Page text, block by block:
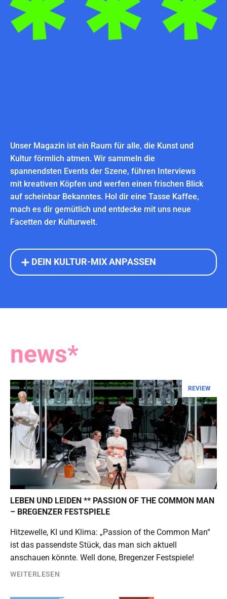
Unser Magazin ist ein Raum für alle, die Kunst und
Kultur förmlich atmen. Wir sammeln die
spannendsten Events der Szene, führen Interviews
mit kreativen Köpfen und werfen einen frischen Blick
auf scheinbar Bekanntes. Hol dir eine Tasse Kaffee,
mach es dir gemütlich und entdecke mit uns neue
Facetten der Kulturwelt.
DEIN KULTUR-MIX ANPASSEN
news*
REVIEW
LEBEN UND LEIDEN ** PASSION OF THE COMMON MAN
– BREGENZER FESTSPIELE
Hitzewelle, KI und Klima: „Passion of the Common Man“
ist das passendste Stück, das man sich aktuell
anschauen könnte. Well done, Bregenzer Festspiele!
WEITERLESEN